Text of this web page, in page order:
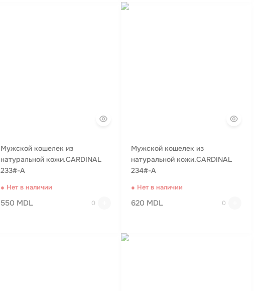
Мужской кошелек из
натуральной кожи.CARDINAL
233#-A
● Нет в наличии
550 MDL 0
Мужской кошелек из
натуральной кожи.CARDINAL
234#-A
● Нет в наличии
620 MDL 0